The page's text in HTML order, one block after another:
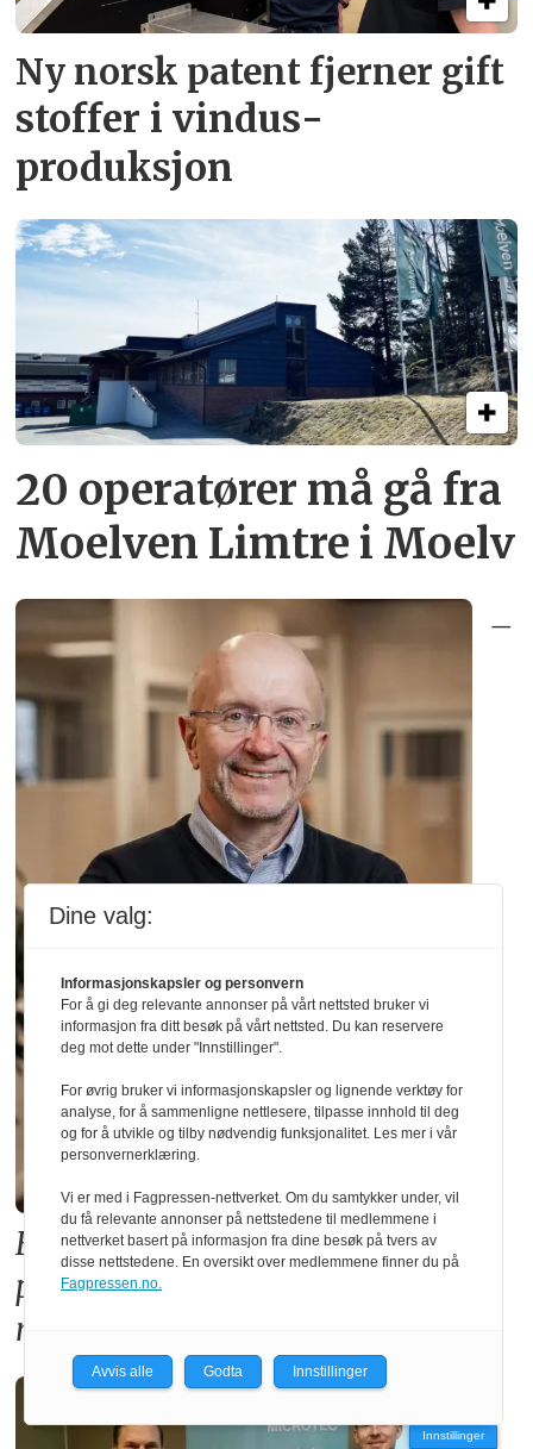
Ny norsk patent fjerner gift­
stoffer i vindus­
produksjon
20 operatører må gå fra
Moelven Limtre i Moelv
–
Forslaget til ny TEK17-forskrift
premierer betong på bekostning av
norsk skognæring
Innstillinger
Dine valg:
Informasjonskapsler og personvern
For å gi deg relevante annonser på vårt nettsted bruker vi
informasjon fra ditt besøk på vårt nettsted. Du kan reservere
deg mot dette under "Innstillinger".
For øvrig bruker vi informasjonskapsler og lignende verktøy for
analyse, for å sammenligne nettlesere, tilpasse innhold til deg
og for å utvikle og tilby nødvendig funksjonalitet. Les mer i vår
personvernerklæring.
Vi er med i Fagpressen-nettverket. Om du samtykker under, vil
du få relevante annonser på nettstedene til medlemmene i
nettverket basert på informasjon fra dine besøk på tvers av
disse nettstedene. En oversikt over medlemmene finner du på
Fagpressen.no.
Avvis alle Godta Innstillinger